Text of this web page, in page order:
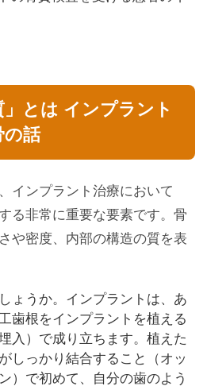
とは インプラント
の話
インプラント治療において
る非常に重要な要素です。骨
や密度、内部の構造の質を表
ょうか。インプラントは、あ
歯根をインプラントを植える
入）で成り立ちます。植えた
しっかり結合すること（オッ
）で初めて、自分の歯のよう